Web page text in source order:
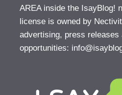
AREA inside the IsayBlog!
license is owned by
advertising, press releases
opportunities: